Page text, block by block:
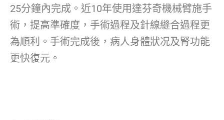
25分鐘內完成。近10年使用達芬奇機械臂施手
術，提高準確度，手術過程及針線縫合過程更
為順利。手術完成後，病人身體狀况及腎功能
更快復元。